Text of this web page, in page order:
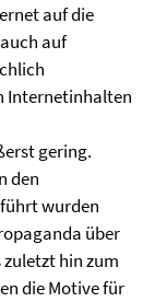
auf die
auf
Internetinhalten
gering.
den
wurden
über
hin zum
die Motive für